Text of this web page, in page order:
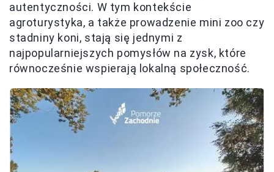
autentyczności. W tym kontekście
agroturystyka, a także prowadzenie mini zoo czy
stadniny koni, stają się jednymi z
najpopularniejszych pomysłów na zysk, które
równocześnie wspierają lokalną społeczność.